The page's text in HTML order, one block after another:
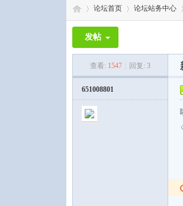
论坛首页 论坛站务中心
发帖
查看: 1547 回复: 3
651008801